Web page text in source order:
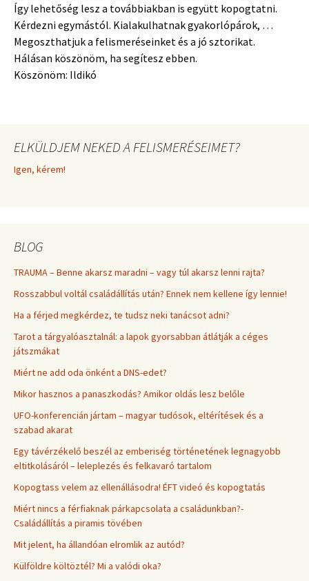
Így lehetőség lesz a továbbiakban is együtt kopogtatni.
Kérdezni egymástól. Kialakulhatnakgyakorlópárok, …
Megoszthatjuk a felismeréseinket és a jó sztorikat.
Hálásan köszönöm, ha segítesz ebben.
Köszönöm: Ildikó
ELKÜLDJEM NEKED A FELISMERÉSEIMET?
Igen, kérem!
BLOG
TRAUMA – Benne akarsz maradni – vagy túl akarsz lenni rajta?
Rosszabbul voltál családállítás után? Ennek nem kellene így lennie!
Ha a férjed megkérdez, te tudsz neki tanácsot adni?
Tarot a tárgyalóasztalnál: a lapok gyorsabban átlátják a céges
játszmákat
Miért ne add oda önként a DNS-edet?
Mikor hasznos a panaszkodás? Amikor oldás lesz belőle
UFO-konferencián jártam – magyar tudósok, eltérítések és a
szabad akarat
Egy távérzékelő beszél az emberiség történetének legnagyobb
eltitkolásáról – leleplezés és felkavaró tartalom
Kopogtass velem az ellenállásodra! ÉFT videó és kopogtatás
Miért nincs a férfiaknak párkapcsolata a családunkban?-
Családállítás a piramis tövében
Mit jelent, ha állandóan elromlik az autód?
Külföldre költöztél? Mi a valódi oka?